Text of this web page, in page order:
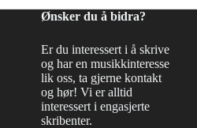
Ønsker du å bidra?
Er du interessert i å skrive
og har en musikkinteresse
lik oss, ta gjerne kontakt
og hør! Vi er alltid
interessert i engasjerte
skribenter.